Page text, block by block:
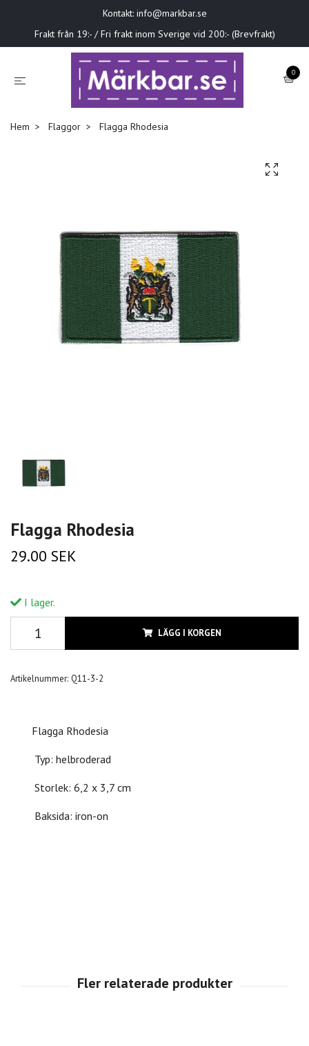
Kontakt: info@markbar.se
Frakt från 19:- / Fri frakt inom Sverige vid 200:- (Brevfrakt)
0
Hem Flaggor Flagga Rhodesia
Flagga Rhodesia
29.00 SEK
I lager.
LÄGG I KORGEN
Artikelnummer: Q11-3-2
Flagga Rhodesia
Typ: helbroderad
Storlek: 6,2 x 3,7 cm
Baksida: iron-on